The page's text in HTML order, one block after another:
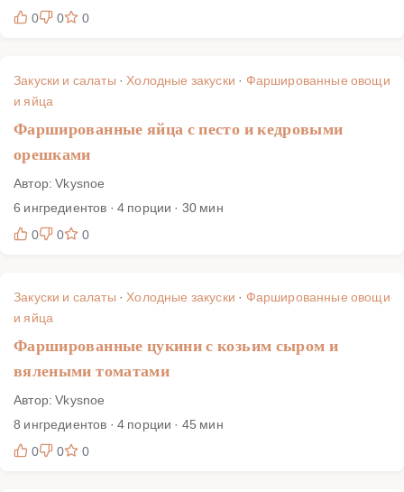
0
0 0
Закуски и салаты ·Холодные закуски · Фаршированные овощи
и яйца
Фаршированные яйца с песто и кедровыми
орешками
Автор: Vkysnoe
6 ингредиентов · 4 порции · 30 мин
0
0 0
Закуски и салаты ·Холодные закуски · Фаршированные овощи
и яйца
Фаршированные цукини с козьим сыром и
вялеными томатами
Автор: Vkysnoe
8 ингредиентов · 4 порции · 45 мин
0
0 0